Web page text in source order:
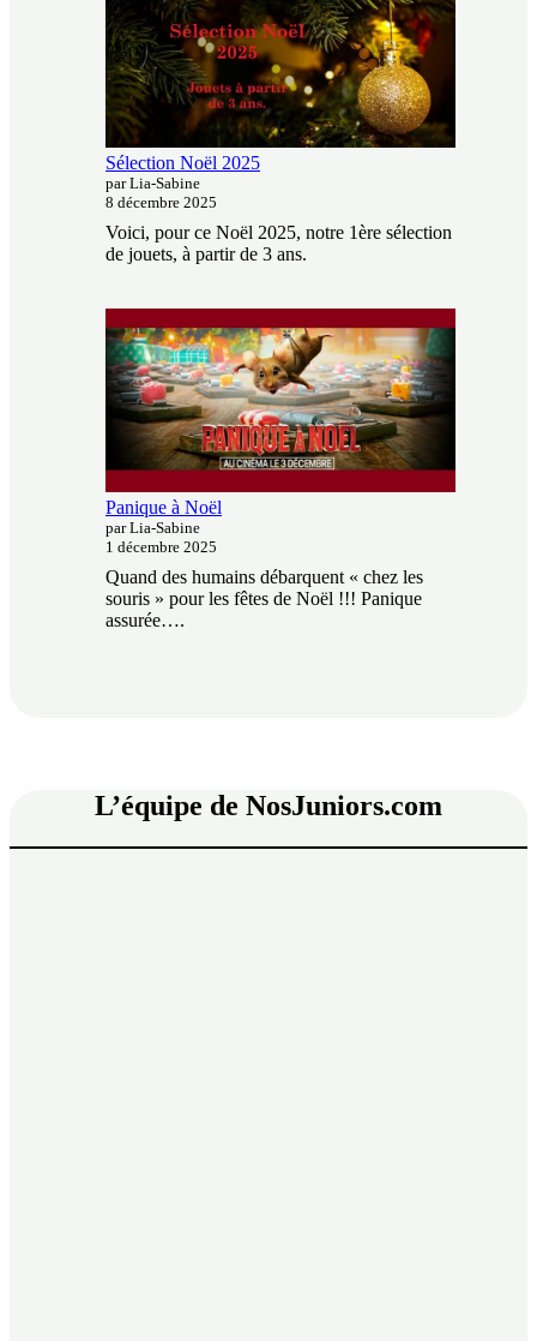
Sélection Noël 2025
par Lia-Sabine
8 décembre 2025
Voici, pour ce Noël 2025, notre 1ère sélection
de jouets, à partir de 3 ans.
Panique à Noël
par Lia-Sabine
1 décembre 2025
Quand des humains débarquent « chez les
souris » pour les fêtes de Noël !!! Panique
assurée….
L’équipe de NosJuniors.com